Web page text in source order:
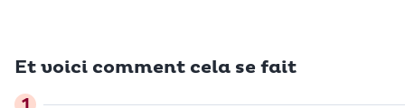
Et voici comment cela se fait